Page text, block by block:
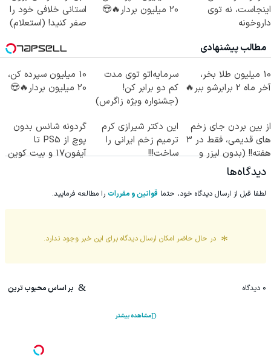
اینجاست، نه توی
داروخونه
20 میلیون بردار🔥😍
استانی خلافی خود را
صفر کنید! (استعلام)
مطالب پیشنهادی
10 میلیون طلا بخر،
آخر ماه 2 برابرشو ببر🔥
سرمایه‌اتو توی مدت
کم دو برابر کن!
(جشنواره ویژه زاگرس)
10 میلیون سپرده کن،
20 میلیون بردار🔥😍
از بین بردن جای زخم
های قدیمی، فقط در 3
هفته!! (بدون لیزر و
جراحی)
این دکتر شیرازی کرم
ترمیم زخم ایرانی را
ساخت!!!
گردونه شانس بدون
پوچ از PS5 تا
آیفون17 و بیت کوین
دیدگاه‌ها
لطفا قبل از ارسال دیدگاه خود، حتما قوانین و مقررات را مطالعه فرمایید.
در حال حاضر امکان ارسال دیدگاه برای این خبر وجود ندارد.
0 دیدگاه بر اساس محبوب ترین
مشاهده بیشتر